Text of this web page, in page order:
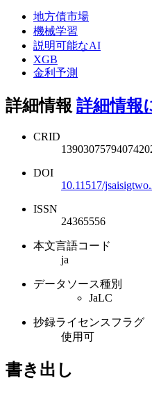
地方債市場
機械学習
説明可能なAI
XGB
金利予測
詳細情報 詳細情報
CRID
DOI
10.11517/
ISSN
24365556
本文言語コード
ja
データソース種別
JaLC
抄録ライセンスフラグ
使用可
書き出し